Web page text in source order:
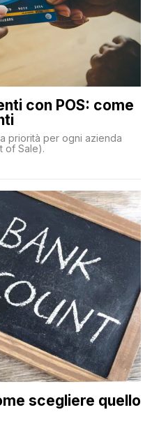
con POS: come
priorità per ogni azienda
of Sale).
scegliere quello